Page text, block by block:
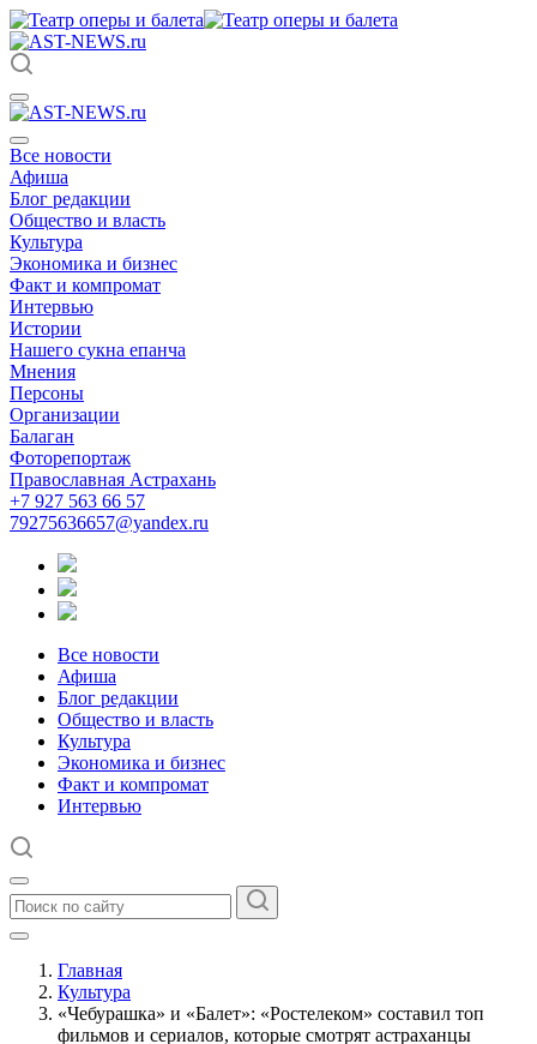
Все новости
Афиша
Блог редакции
Общество и власть
Культура
Экономика и бизнес
Факт и компромат
Интервью
Истории
Нашего сукна епанча
Мнения
Персоны
Организации
Балаган
Фоторепортаж
Православная Астрахань
+7 927 563 66 57
79275636657@yandex.ru
Все новости
Афиша
Блог редакции
Общество и власть
Культура
Экономика и бизнес
Факт и компромат
Интервью
Главная
Культура
«Чебурашка» и «Балет»: «Ростелеком» составил топ
фильмов и сериалов, которые смотрят астраханцы